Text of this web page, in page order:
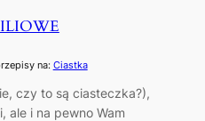
na: Ciastka
czy to są ciasteczka?),
ale i na pewno Wam